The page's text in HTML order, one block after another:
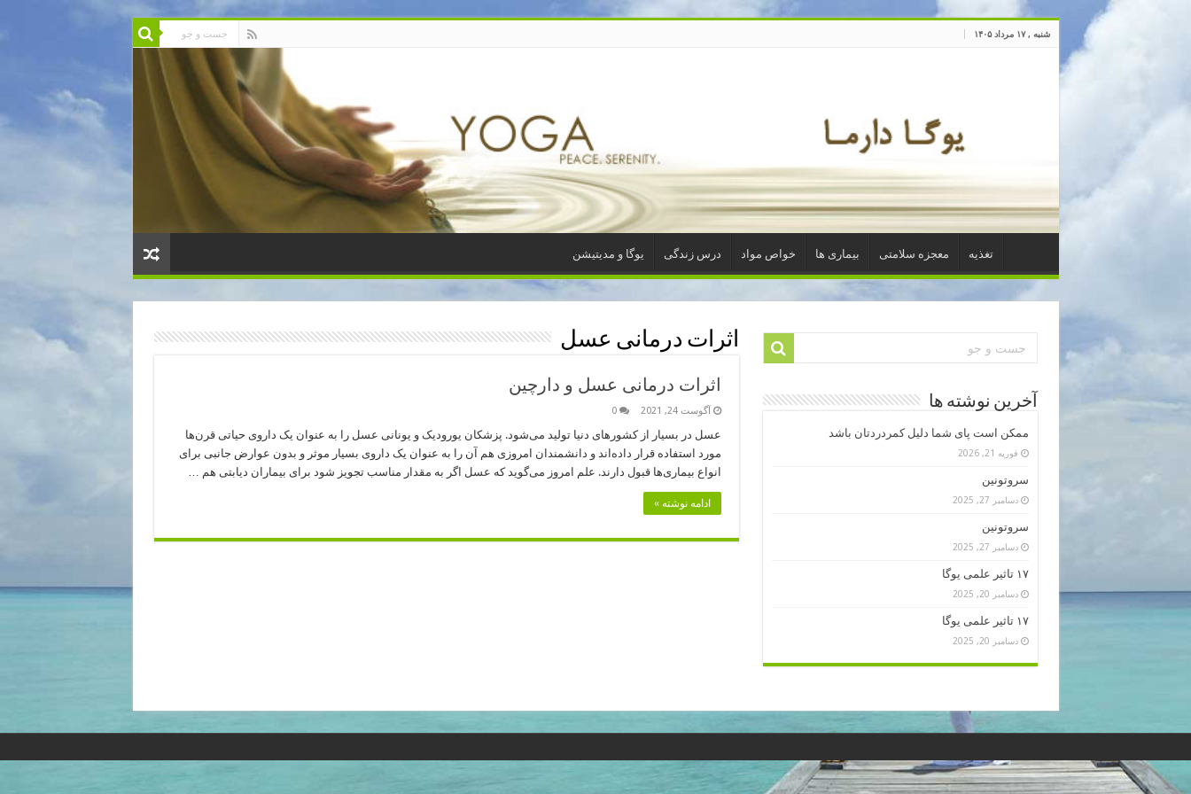
شنبه , ۱۷ مرداد ۱۴۰۵
تغذیه معجزه سلامتی بیماری ها خواص مواد درس زندگی یوگا و مدیتیشن
اثرات درمانی عسل
اثرات درمانی عسل و دارچین
آگوست 24, 2021 0
عسل در بسیار از کشورهای دنیا تولید می‌شود. پزشکان یورودیک و یونانی عسل را به عنوان یک داروی حیاتی قرن‌ها
مورد استفاده قرار داده‌اند و دانشمندان امروزی هم آن را به عنوان یک داروی بسیار موثر و بدون عوارض جانبی برای
انواع بیماری‌ها قبول دارند. علم امروز می‌گوید که عسل اگر به مقدار مناسب تجویز شود برای بیماران دیابتی هم …
ادامه نوشته »
آخرین نوشته ها
ممکن است پای شما دلیل کمردردتان باشد
فوریه 21, 2026
سروتونین
دسامبر 27, 2025
سروتونین
دسامبر 27, 2025
۱۷ تاثیر علمی یوگا
دسامبر 20, 2025
۱۷ تاثیر علمی یوگا
دسامبر 20, 2025